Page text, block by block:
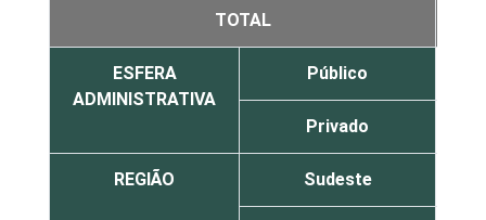
TOTAL
ESFERA
ADMINISTRATIVA
Público
Privado
REGIÃO Sudeste